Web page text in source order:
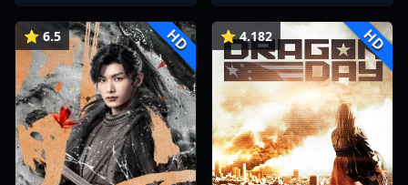
⭐ 6.5 HD ⭐ 4.182 HD